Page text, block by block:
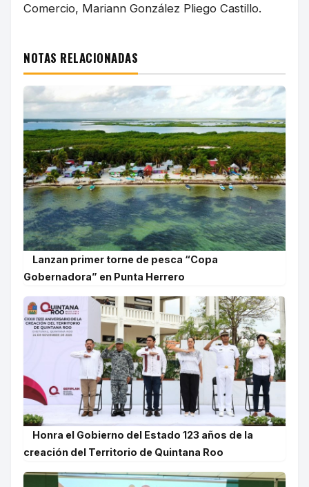
Comercio, Mariann González Pliego Castillo.
NOTAS RELACIONADAS
Lanzan primer torne de pesca “Copa
Gobernadora” en Punta Herrero
Honra el Gobierno del Estado 123 años de la
creación del Territorio de Quintana Roo